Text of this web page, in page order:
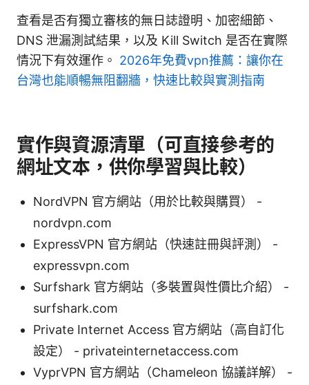
查看是否有獨立審核的無日誌證明、加密細節、
DNS 泄漏測試結果，以及 Kill Switch 是否在實際
情況下有效運作。 2026年免費vpn推薦：讓你在
台灣也能順暢無阻翻牆，快速比較與實測指南
實作與資源清單（可直接參考的
網址文本，供你學習與比較）
NordVPN 官方網站（用於比較與購買） -
nordvpn.com
ExpressVPN 官方網站（快速註冊與評測） -
expressvpn.com
Surfshark 官方網站（多裝置與性價比介紹） -
surfshark.com
Private Internet Access 官方網站（高自訂化
設定） - privateinternetaccess.com
VyprVPN 官方網站（Chameleon 協議詳解） -